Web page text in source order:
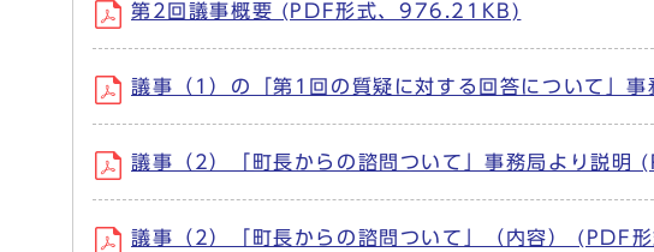
第2回議事概要 (PDF形式、976.21KB)
議事（1）の「第1回の質疑に対する回答について」
議事（2）「町長からの諮問ついて」事務局より説
議事（2）「町長からの諮問ついて」（内容） (PDF